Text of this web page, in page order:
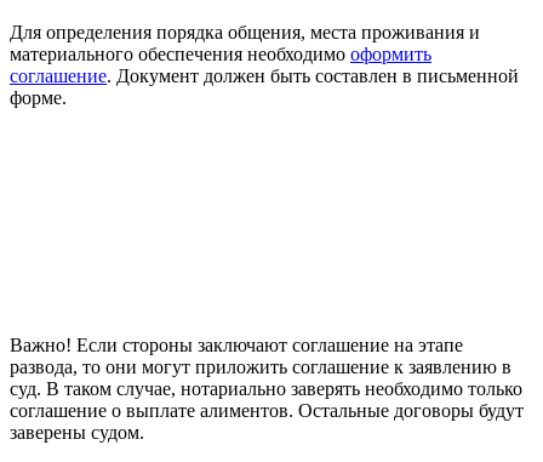
Для определения порядка общения, места проживания и
материального обеспечения необходимо оформить
соглашение. Документ должен быть составлен в письменной
форме.
Важно! Если стороны заключают соглашение на этапе
развода, то они могут приложить соглашение к заявлению в
суд. В таком случае, нотариально заверять необходимо только
соглашение о выплате алиментов. Остальные договоры будут
заверены судом.